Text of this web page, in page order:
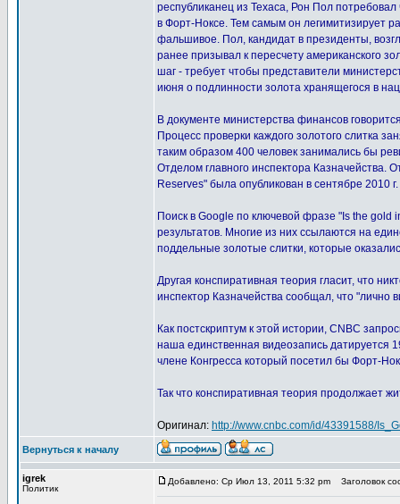
республиканец из Техаса, Рон Пол
в Форт-Ноксе. Тем самым он легимитизирует
фальшивое. Пол, кандидат в президенты,
ранее призывал к пересчету американского
шаг - требует чтобы представители
июня о подлинности золота хранящегося в
В документе министерства финансов
Процесс проверки каждого золотого слитка
таким образом 400 человек занимались бы
Отделом главного инспектора Казначейства.
Reserves" была опубликован в сентябре 2010 г.
Поиск в Google по ключевой фразе "Is the
результатов. Многие из них ссылаются на
поддельные золотые слитки, которые
Другая конспиративная теория гласит, что
инспектор Казначейства сообщал, что
Как постскриптум к этой истории, CNBC
наша единственная видеозапись датируется
члене Конгресса который посетил бы Форт-
Так что конспиративная теория продолжает
Оригинал: http://www.cnbc.com/id/43391588/
Вернуться к началу
igrek
Политик
Добавлено: Ср Июл 13, 2011 5:32 pm Заголовок